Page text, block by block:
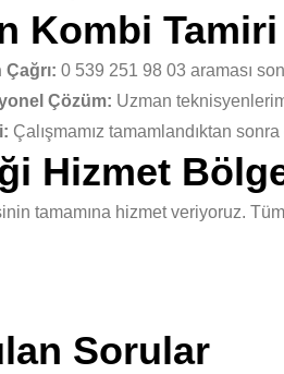
Kombi
Çağrı: 0 539 251 98 03 araması
Çözüm: Uzman
Çalışmamız tamamlandıktan
Hizmet
tamamına hizmet veriyoruz.
Sorular